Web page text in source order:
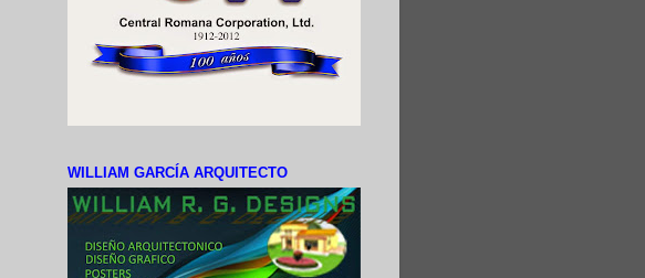
WILLIAM GARCÍA ARQUITECTO